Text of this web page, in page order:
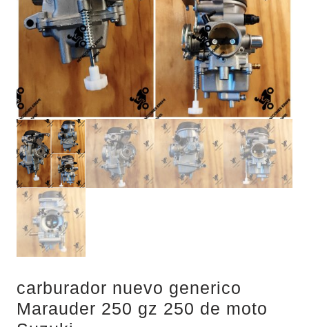
carburador nuevo generico
Marauder 250 gz 250 de moto